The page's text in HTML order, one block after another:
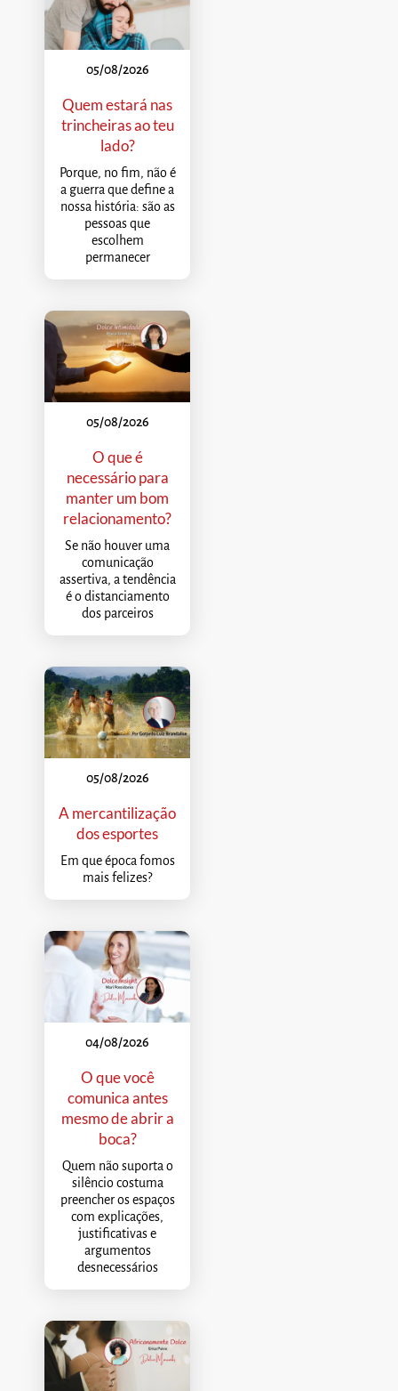
05/08/2026
Quem estará nas
trincheiras ao teu
lado?
Porque, no fim, não é
a guerra que define a
nossa história: são as
pessoas que
escolhem
permanecer
05/08/2026
O que é
necessário para
manter um bom
relacionamento?
Se não houver uma
comunicação
assertiva, a tendência
é o distanciamento
dos parceiros
05/08/2026
A mercantilização
dos esportes
Em que época fomos
mais felizes?
04/08/2026
O que você
comunica antes
mesmo de abrir a
boca?
Quem não suporta o
silêncio costuma
preencher os espaços
com explicações,
justificativas e
argumentos
desnecessários